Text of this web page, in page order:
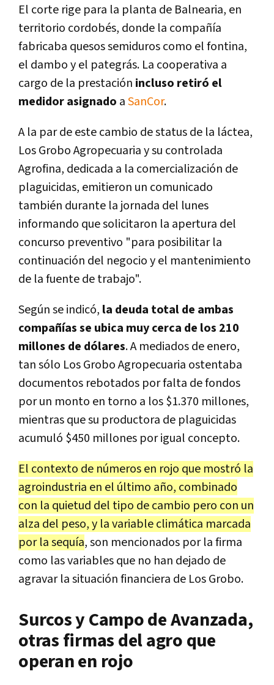
El corte rige para la planta de Balnearia, en
territorio cordobés, donde la compañía
fabricaba quesos semiduros como el fontina,
el dambo y el pategrás. La cooperativa a
cargo de la prestación incluso retiró el
medidor asignado aSanCor.
A la par de este cambio de status de la láctea,
Los Grobo Agropecuaria y su controlada
Agrofina, dedicada a la comercialización de
plaguicidas, emitieron un comunicado
también durante la jornada del lunes
informando que solicitaron la apertura del
concurso preventivo "para posibilitar la
continuación del negocio y el mantenimiento
de la fuente de trabajo".
Según se indicó, la deuda total de ambas
compañías se ubica muy cerca de los 210
millones de dólares. A mediados de enero,
tan sólo Los Grobo Agropecuaria ostentaba
documentos rebotados por falta de fondos
por un monto en torno a los $1.370 millones,
mientras que su productora de plaguicidas
acumuló $450 millones por igual concepto.
El contexto de números en rojo que mostró la
agroindustria en el último año, combinado
con la quietud del tipo de cambio pero con un
alza del peso, y la variable climática marcada
por la sequía, son mencionados por la firma
como las variables que no han dejado de
agravar la situación financiera de Los Grobo.
Surcos y Campo de Avanzada,
otras firmas del agro que
operan en rojo